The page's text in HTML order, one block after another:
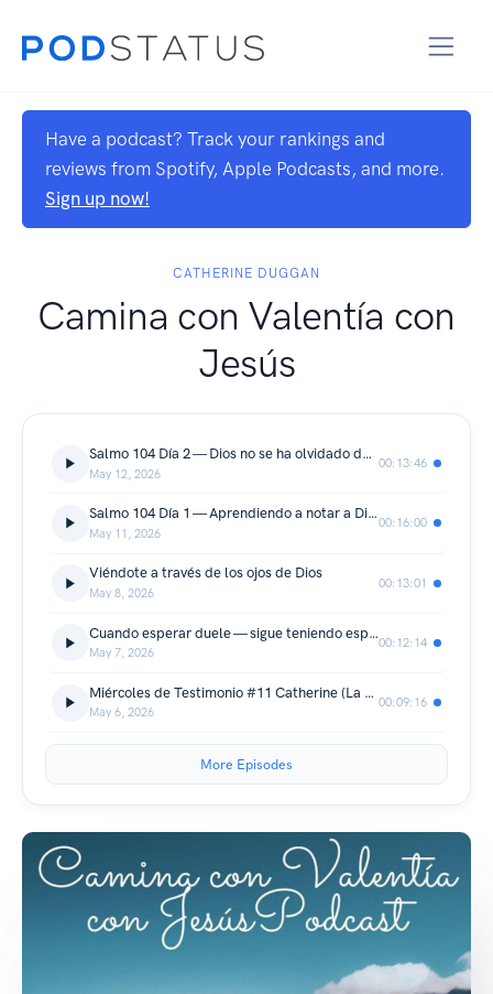
Have a podcast? Track your rankings and
reviews from Spotify, Apple Podcasts, and more.
Sign up now!
CATHERINE DUGGAN
Camina con Valentía con
Jesús
Salmo 104 Día 2 — Dios no se ha olvidado de tus sueños
May 12, 2026
00:13:46
Salmo 104 Día 1 — Aprendiendo a notar a Dios nuevamente
May 11, 2026
00:16:00
Viéndote a través de los ojos de Dios
May 8, 2026
00:13:01
Cuando esperar duele — sigue teniendo esperanza
May 7, 2026
00:12:14
Miércoles de Testimonio #11 Catherine (La escuela de Noah)
May 6, 2026
00:09:16
More Episodes